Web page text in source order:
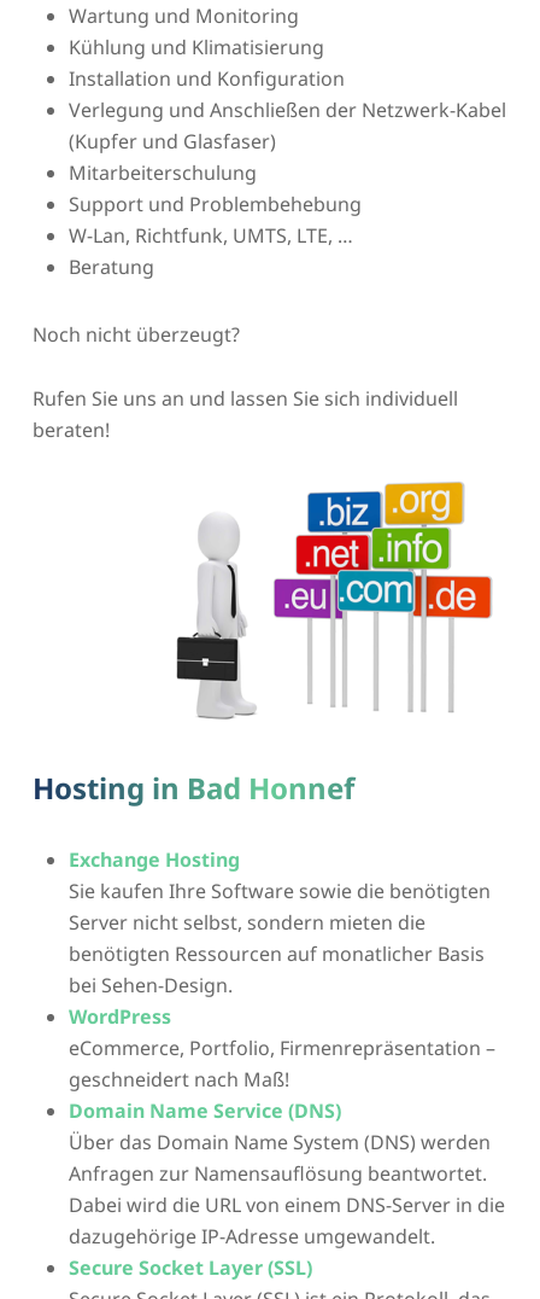
Wartung und Monitoring
Kühlung und Klimatisierung
Installation und Konfiguration
Verlegung und Anschließen der Netzwerk-Kabel
(Kupfer und Glasfaser)
Mitarbeiterschulung
Support und Problembehebung
W-Lan, Richtfunk, UMTS, LTE, …
Beratung
Noch nicht überzeugt?
Rufen Sie uns an und lassen Sie sich individuell
beraten!
Hosting in Bad Honnef
Exchange Hosting
Sie kaufen Ihre Software sowie die benötigten
Server nicht selbst, sondern mieten die
benötigten Ressourcen auf monatlicher Basis
bei Sehen-Design.
WordPress
eCommerce, Portfolio, Firmenrepräsentation –
geschneidert nach Maß!
Domain Name Service (DNS)
Über das Domain Name System (DNS) werden
Anfragen zur Namensauflösung beantwortet.
Dabei wird die URL von einem DNS-Server in die
dazugehörige IP-Adresse umgewandelt.
Secure Socket Layer (SSL)